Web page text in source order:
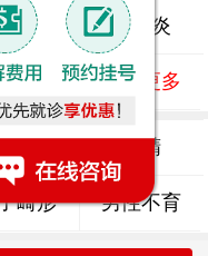
丸炎 尿道炎
感染 了解更多
精 弱精
畸形 男性不育